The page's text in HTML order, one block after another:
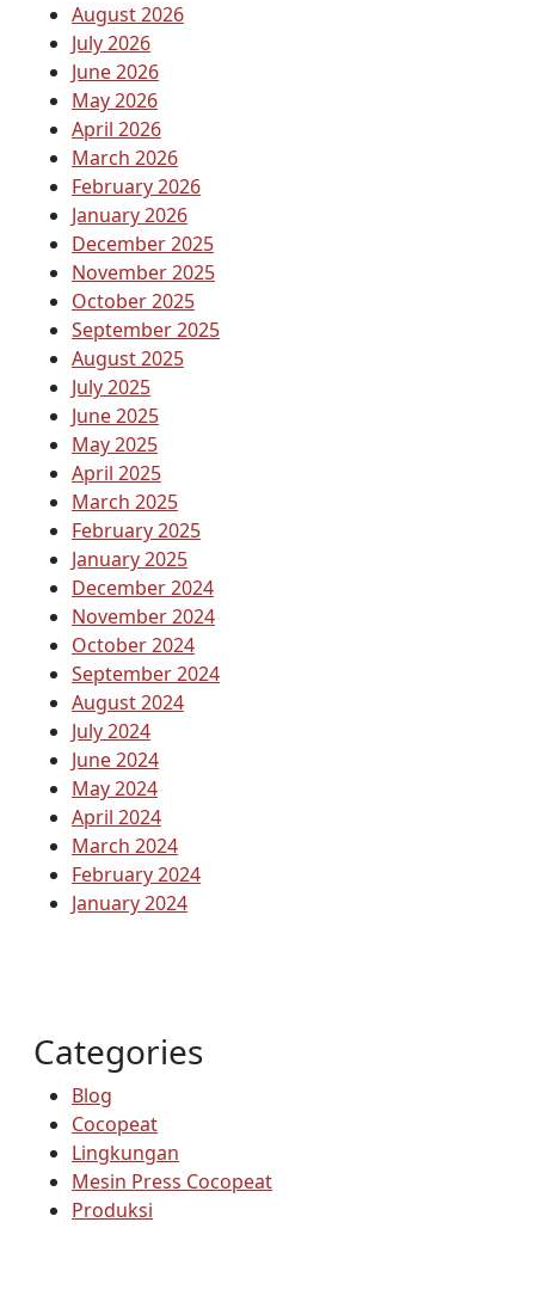
August 2026
July 2026
June 2026
May 2026
April 2026
March 2026
February 2026
January 2026
December 2025
November 2025
October 2025
September 2025
August 2025
July 2025
June 2025
May 2025
April 2025
March 2025
February 2025
January 2025
December 2024
November 2024
October 2024
September 2024
August 2024
July 2024
June 2024
May 2024
April 2024
March 2024
February 2024
January 2024
Categories
Blog
Cocopeat
Lingkungan
Mesin Press Cocopeat
Produksi